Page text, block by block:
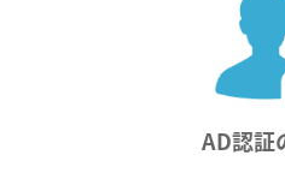
AD認証